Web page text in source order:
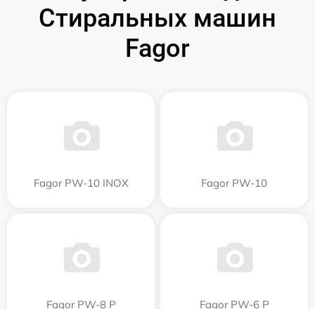
Стиральных машин
Fagor
Fagor PW-10 INOX Fagor PW-10
Fagor PW-8 P Fagor PW-6 P